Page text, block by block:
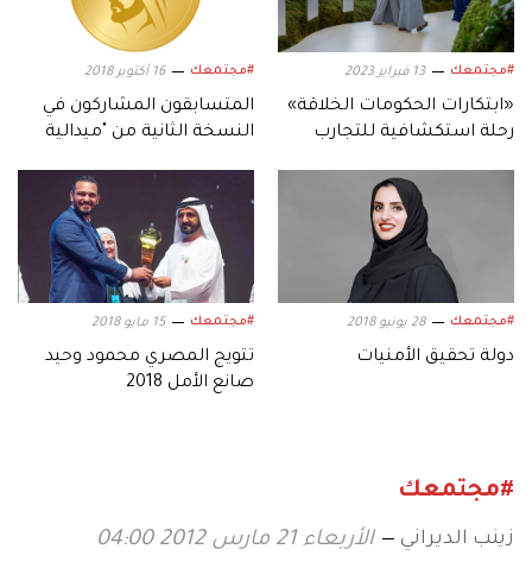
#مجتمعك 13 فبراير 2023
«ابتكارات الحكومات الخلاقة»
رحلة استكشافية للتجارب
#مجتمعك 16 أكتوبر 2018
المتسابقون المشاركون في
النسخة الثانية من "ميدالية
يترقّبون موعد إعلان النتائج
#مجتمعك 28 يونيو 2018
دولة تحقيق الأمنيات
#مجتمعك 15 مايو 2018
تتويج المصري محمود وحيد
صانع الأمل 2018
#مجتمعك
زينب الديراني الأربعاء 21 مارس 2012 04:00